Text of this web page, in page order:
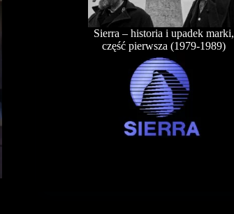
Sierra – historia i upadek marki,
część pierwsza (1979-1989)